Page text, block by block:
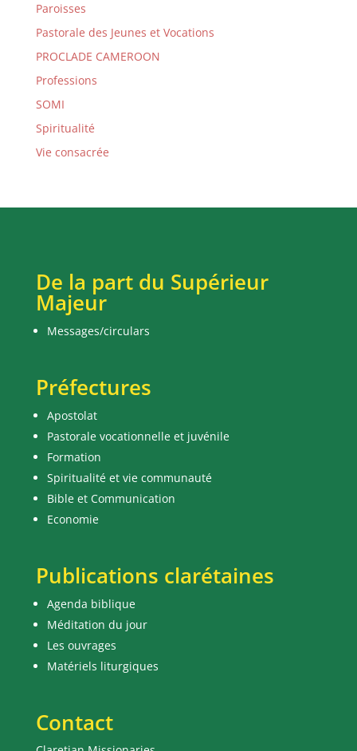
Paroisses
Pastorale des Jeunes et Vocations
PROCLADE CAMEROON
Professions
SOMI
Spiritualité
Vie consacrée
De la part du Supérieur
Majeur
Messages/circulars
Préfectures
Apostolat
Pastorale vocationnelle et juvénile
Formation
Spiritualité et vie communauté
Bible et Communication
Economie
Publications clarétaines
Agenda biblique
Méditation du jour
Les ouvrages
Matériels liturgiques
Contact